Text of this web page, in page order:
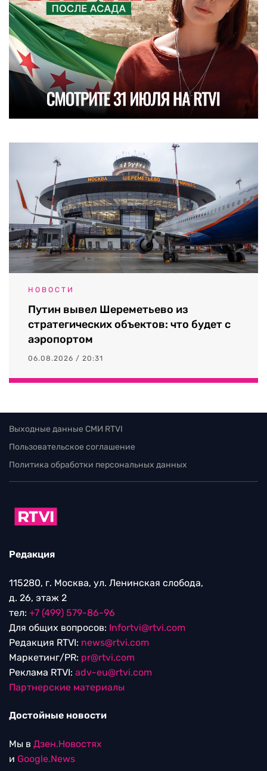
НОВОСТИ
Путин вывел Шереметьево из
стратегических объектов: что будет с
аэропортом
06.08.2026 / 20:31
Выходные данные СМИ RTVI
Пользовательское соглашение
Политика обработки персональных данных
Редакция
115280, г. Москва, ул. Ленинская слобода,
д. 26, этаж 2
тел: +7 (499) 579-86-96
Для общих вопросов: Infortvi@rtvi.com
Редакция RTVI: news@rtvi.com
Маркетинг/PR: pr@rtvi.com
Реклама RTVI: adv-eu@rtvi.com
Партнерские материалы
Достойные новости
Мы в Дзен.Новостях
и Google.News